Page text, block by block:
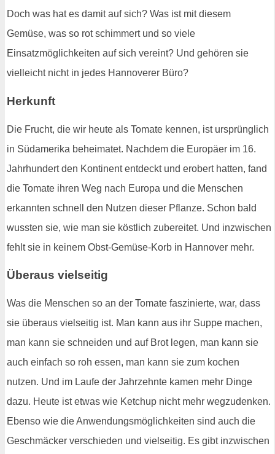
Doch was hat es damit auf sich? Was ist mit diesem
Gemüse, was so rot schimmert und so viele
Einsatzmöglichkeiten auf sich vereint? Und gehören sie
vielleicht nicht in jedes Hannoverer Büro?
Herkunft
Die Frucht, die wir heute als Tomate kennen, ist ursprünglich
in Südamerika beheimatet. Nachdem die Europäer im 16.
Jahrhundert den Kontinent entdeckt und erobert hatten, fand
die Tomate ihren Weg nach Europa und die Menschen
erkannten schnell den Nutzen dieser Pflanze. Schon bald
wussten sie, wie man sie köstlich zubereitet. Und inzwischen
fehlt sie in keinem Obst-Gemüse-Korb in Hannover mehr.
Überaus vielseitig
Was die Menschen so an der Tomate faszinierte, war, dass
sie überaus vielseitig ist. Man kann aus ihr Suppe machen,
man kann sie schneiden und auf Brot legen, man kann sie
auch einfach so roh essen, man kann sie zum kochen
nutzen. Und im Laufe der Jahrzehnte kamen mehr Dinge
dazu. Heute ist etwas wie Ketchup nicht mehr wegzudenken.
Ebenso wie die Anwendungsmöglichkeiten sind auch die
Geschmäcker verschieden und vielseitig. Es gibt inzwischen